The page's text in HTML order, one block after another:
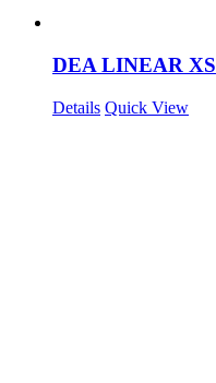
DEA LINEAR XS
Details Quick View